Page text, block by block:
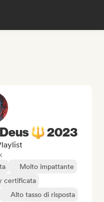
🔱 2023
Molto impattante
certificata
Alto tasso di risposta